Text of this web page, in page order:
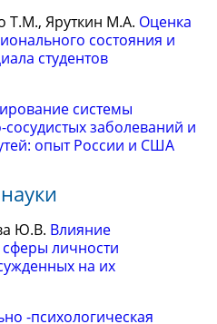
Яруткин М.А. Оценка
состояния и
студентов
системы
заболеваний и
опыт России и США
Ю.В. Влияние
личности
на их
-психологическая